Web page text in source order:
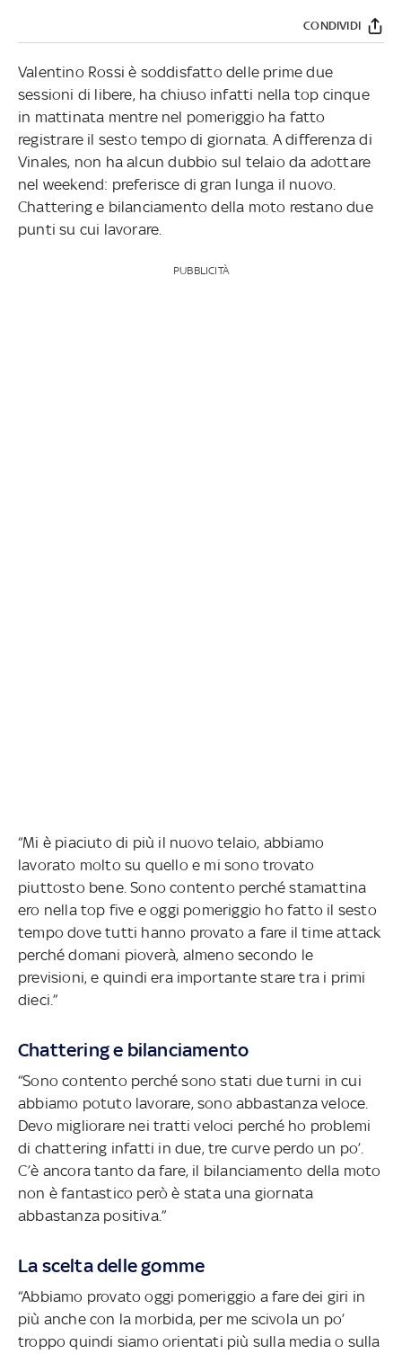
CONDIVIDI
Valentino Rossi è soddisfatto delle prime due
sessioni di libere, ha chiuso infatti nella top cinque
in mattinata mentre nel pomeriggio ha fatto
registrare il sesto tempo di giornata. A differenza di
Vinales, non ha alcun dubbio sul telaio da adottare
nel weekend: preferisce di gran lunga il nuovo.
Chattering e bilanciamento della moto restano due
punti su cui lavorare.
PUBBLICITÀ
“Mi è piaciuto di più il nuovo telaio, abbiamo
lavorato molto su quello e mi sono trovato
piuttosto bene. Sono contento perché stamattina
ero nella top five e oggi pomeriggio ho fatto il sesto
tempo dove tutti hanno provato a fare il time attack
perché domani pioverà, almeno secondo le
previsioni, e quindi era importante stare tra i primi
dieci.”
Chattering e bilanciamento
“Sono contento perché sono stati due turni in cui
abbiamo potuto lavorare, sono abbastanza veloce.
Devo migliorare nei tratti veloci perché ho problemi
di chattering infatti in due, tre curve perdo un po’.
C’è ancora tanto da fare, il bilanciamento della moto
non è fantastico però è stata una giornata
abbastanza positiva.”
La scelta delle gomme
“Abbiamo provato oggi pomeriggio a fare dei giri in
più anche con la morbida, per me scivola un po’
troppo quindi siamo orientati più sulla media o sulla